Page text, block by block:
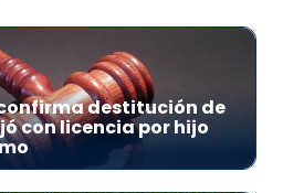
destitución de
con licencia por hijo